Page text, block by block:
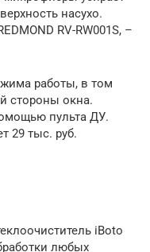
насухо.
RV-RW001S, –
работы, в том
стороны окна.
пульта ДУ.
29 тыс. руб.
iBoto
любых